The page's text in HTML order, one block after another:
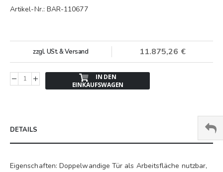
Bildergalerie
Artikel-Nr.: BAR-110677
11.875,26 €
zzgl. USt. & Versand
IN DEN
EINKAUFSWAGEN
DETAILS
Eigenschaften: Doppelwandige Tür als Arbeitsfläche nutzbar,